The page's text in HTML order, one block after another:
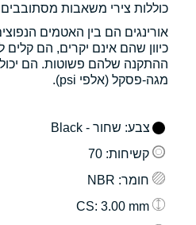
כוללות צירי משאבות מסתובבים
אורינגים הם בין האטמים
כיוון שהם אינם יקרים, הם קלים
ההתקנה שלהם פשוטות. הם
מגה-פסקל (אלפי psi).
צבע: שחור - Black
קשיחות: 70
חומר: NBR
: 3.00 mm